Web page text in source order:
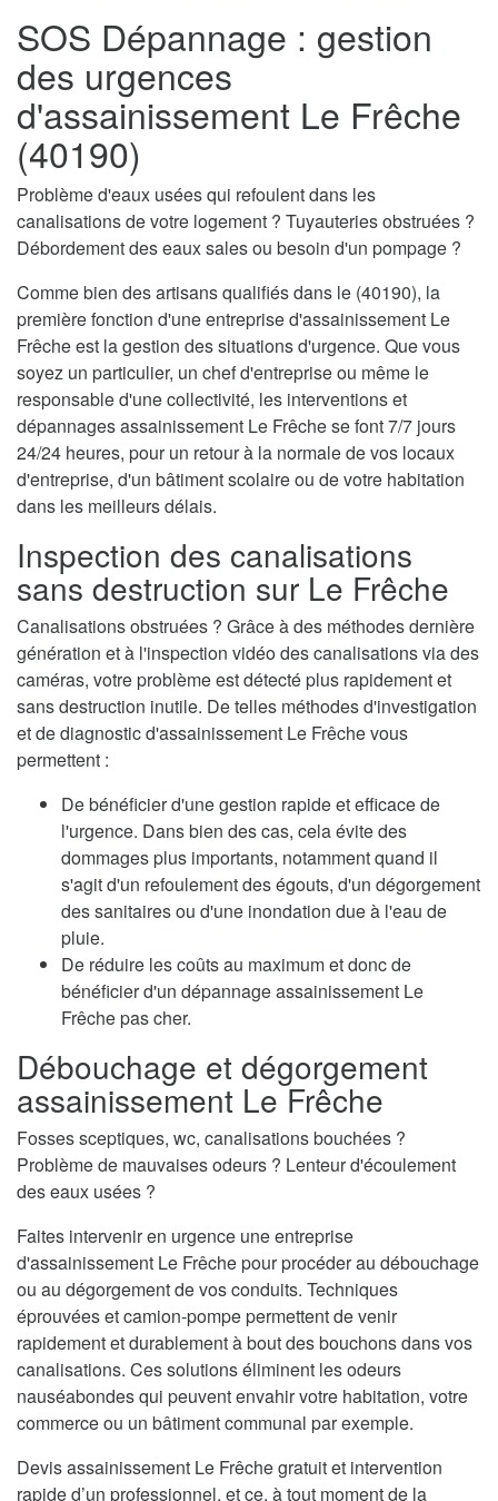
SOS Dépannage : gestion
des urgences
d'assainissement Le Frêche
(40190)
Problème d'eaux usées qui refoulent dans les
canalisations de votre logement ? Tuyauteries obstruées ?
Débordement des eaux sales ou besoin d'un pompage ?
Comme bien des artisans qualifiés dans le (40190), la
première fonction d'une entreprise d'assainissement Le
Frêche est la gestion des situations d'urgence. Que vous
soyez un particulier, un chef d'entreprise ou même le
responsable d'une collectivité, les interventions et
dépannages assainissement Le Frêche se font 7/7 jours
24/24 heures, pour un retour à la normale de vos locaux
d'entreprise, d'un bâtiment scolaire ou de votre habitation
dans les meilleurs délais.
Inspection des canalisations
sans destruction sur Le Frêche
Canalisations obstruées ? Grâce à des méthodes dernière
génération et à l'inspection vidéo des canalisations via des
caméras, votre problème est détecté plus rapidement et
sans destruction inutile. De telles méthodes d'investigation
et de diagnostic d'assainissement Le Frêche vous
permettent :
De bénéficier d'une gestion rapide et efficace de
l'urgence. Dans bien des cas, cela évite des
dommages plus importants, notamment quand il
s'agit d'un refoulement des égouts, d'un dégorgement
des sanitaires ou d'une inondation due à l'eau de
pluie.
De réduire les coûts au maximum et donc de
bénéficier d'un dépannage assainissement Le
Frêche pas cher.
Débouchage et dégorgement
assainissement Le Frêche
Fosses sceptiques, wc, canalisations bouchées ?
Problème de mauvaises odeurs ? Lenteur d'écoulement
des eaux usées ?
Faites intervenir en urgence une entreprise
d'assainissement Le Frêche pour procéder au débouchage
ou au dégorgement de vos conduits. Techniques
éprouvées et camion-pompe permettent de venir
rapidement et durablement à bout des bouchons dans vos
canalisations. Ces solutions éliminent les odeurs
nauséabondes qui peuvent envahir votre habitation, votre
commerce ou un bâtiment communal par exemple.
Devis assainissement Le Frêche gratuit et intervention
rapide d’un professionnel, et ce, à tout moment de la